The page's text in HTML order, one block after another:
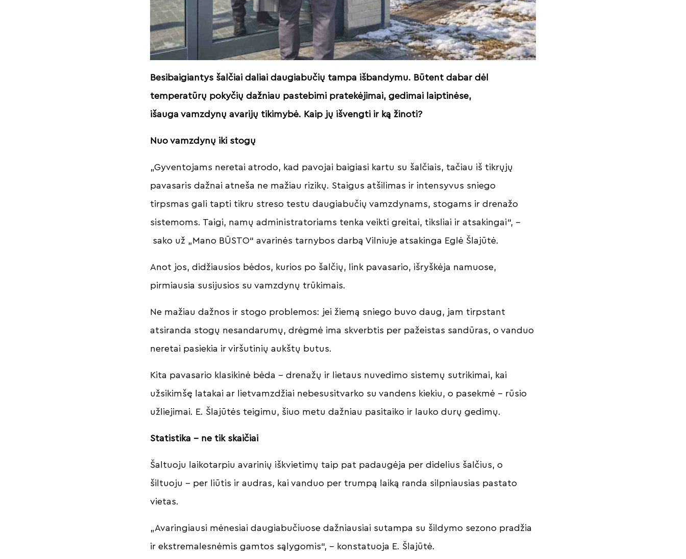
Besibaigiantys šalčiai daliai daugiabučių tampa išbandymu. Būtent dabar dėl
temperatūrų pokyčių dažniau pastebimi pratekėjimai, gedimai laiptinėse,
išauga vamzdynų avarijų tikimybė. Kaip jų išvengti ir ką žinoti?
Nuo vamzdynų iki stogų
„Gyventojams neretai atrodo, kad pavojai baigiasi kartu su šalčiais, tačiau iš tikrųjų
pavasaris dažnai atneša ne mažiau rizikų. Staigus atšilimas ir intensyvus sniego
tirpsmas gali tapti tikru streso testu daugiabučių vamzdynams, stogams ir drenažo
sistemoms. Taigi, namų administratoriams tenka veikti greitai, tiksliai ir atsakingai“, –
sako už „Mano BŪSTO“ avarinės tarnybos darbą Vilniuje atsakinga Eglė Šlajūtė.
Anot jos, didžiausios bėdos, kurios po šalčių, link pavasario, išryškėja namuose,
pirmiausia susijusios su vamzdynų trūkimais.
Ne mažiau dažnos ir stogo problemos: jei žiemą sniego buvo daug, jam tirpstant
atsiranda stogų nesandarumų, drėgmė ima skverbtis per pažeistas sandūras, o vanduo
neretai pasiekia ir viršutinių aukštų butus.
Kita pavasario klasikinė bėda – drenažų ir lietaus nuvedimo sistemų sutrikimai, kai
užsikimšę latakai ar lietvamzdžiai nebesusitvarko su vandens kiekiu, o pasekmė – rūsio
užliejimai. E. Šlajūtės teigimu, šiuo metu dažniau pasitaiko ir lauko durų gedimų.
Statistika – ne tik skaičiai
Šaltuoju laikotarpiu avarinių iškvietimų taip pat padaugėja per didelius šalčius, o
šiltuoju – per liūtis ir audras, kai vanduo per trumpą laiką randa silpniausias pastato
vietas.
„Avaringiausi mėnesiai daugiabučiuose dažniausiai sutampa su šildymo sezono pradžia
ir ekstremalesnėmis gamtos sąlygomis“, – konstatuoja E. Šlajūtė.